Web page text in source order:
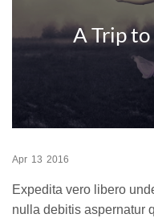
A Trip
Apr 13 2016
Expedita vero libero
nulla debitis aspernatur